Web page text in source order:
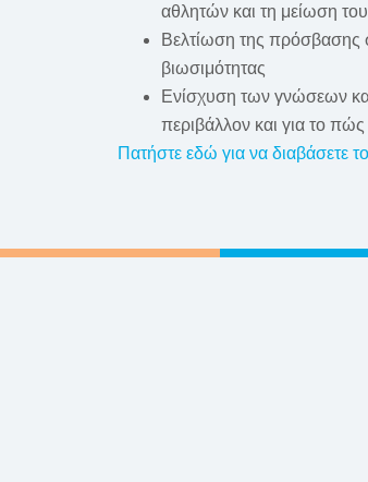
αθλητών και τη μείωση
Βελτίωση της πρόσβασης
βιωσιμότητας
Ενίσχυση των γνώσεων
περιβάλλον και για το
Πατήστε εδώ για να διαβάσετε